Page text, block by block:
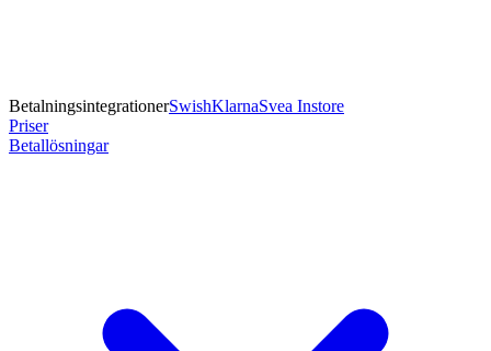
BetalningsintegrationerSwishKlarnaSvea Instore
Priser
Betallösningar